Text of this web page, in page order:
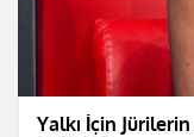
Yalkı İçin